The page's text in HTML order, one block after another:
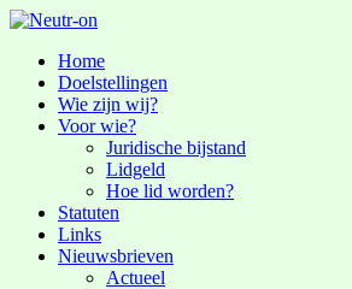
Home
Doelstellingen
Wie zijn wij?
Voor wie?
Juridische bijstand
Lidgeld
Hoe lid worden?
Statuten
Links
Nieuwsbrieven
Actueel